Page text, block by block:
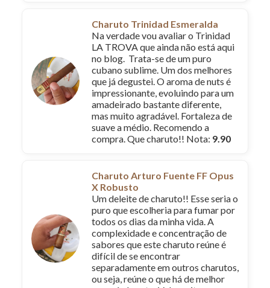
Charuto Trinidad Esmeralda
Na verdade vou avaliar o Trinidad
LA TROVA que ainda não está aqui
no blog. Trata-se de um puro
cubano sublime. Um dos melhores
que já degustei. O aroma de nuts é
impressionante, evoluindo para um
amadeirado bastante diferente,
mas muito agradável. Fortaleza de
suave a médio. Recomendo a
compra. Que charuto!! Nota: 9.90
Charuto Arturo Fuente FF Opus
X Robusto
Um deleite de charuto!! Esse seria o
puro que escolheria para fumar por
todos os dias da minha vida. A
complexidade e concentração de
sabores que este charuto reúne é
difícil de se encontrar
separadamente em outros charutos,
ou seja, reúne o que há de melhor